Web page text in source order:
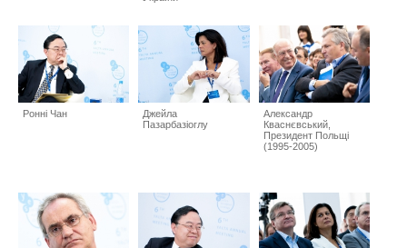
Ронні Чан
Джейла
Пазарбазіоглу
Александр
Кваснєвський,
Президент Польщі
(1995-2005)